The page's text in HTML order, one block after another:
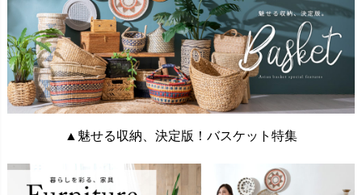
▲魅せる収納、決定版！バスケット特集